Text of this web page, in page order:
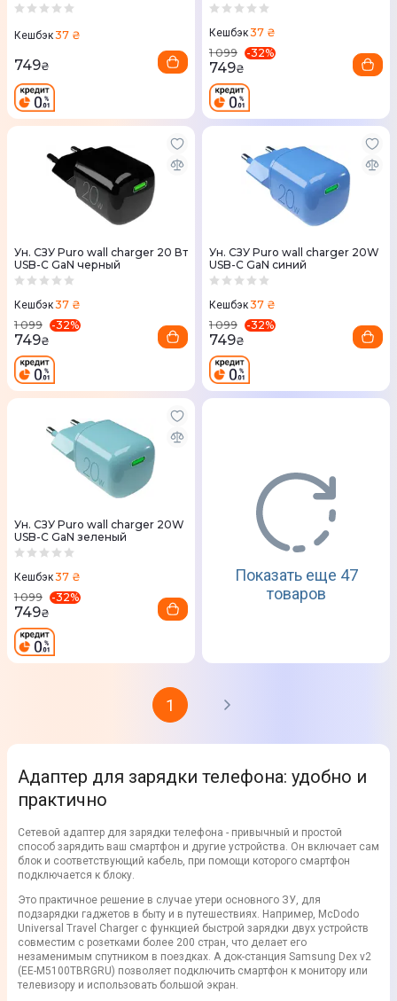
Кешбэк37 ₴
749₴
Кешбэк37 ₴
1 099
-32%
749₴
Ун. СЗУ Puro wall charger 20 Вт
USB-C GaN черный
Кешбэк37 ₴
1 099
-32%
749₴
Ун. СЗУ Puro wall charger 20W
USB-C GaN синий
Кешбэк37 ₴
1 099
-32%
749₴
Ун. СЗУ Puro wall charger 20W
USB-C GaN зеленый
Кешбэк37 ₴
1 099
-32%
749₴
Показать еще 47
товаров
1
Адаптер для зарядки телефона: удобно и
практично
Сетевой адаптер для зарядки телефона - привычный и простой
способ зарядить ваш смартфон и другие устройства. Он включает сам
блок и соответствующий кабель, при помощи которого смартфон
подключается к блоку.
Это практичное решение в случае утери основного ЗУ, для
подзарядки гаджетов в быту и в путешествиях. Например, McDodo
Universal Travel Charger с функцией быстрой зарядки двух устройств
совместим с розетками более 200 стран, что делает его
незаменимым спутником в поездках. А док-станция Samsung Dex v2
(EE-M5100TBRGRU) позволяет подключить смартфон к монитору или
телевизору и использовать большой экран.